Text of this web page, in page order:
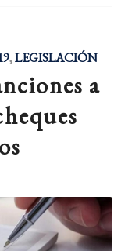
,LEGISLACIÓN
a